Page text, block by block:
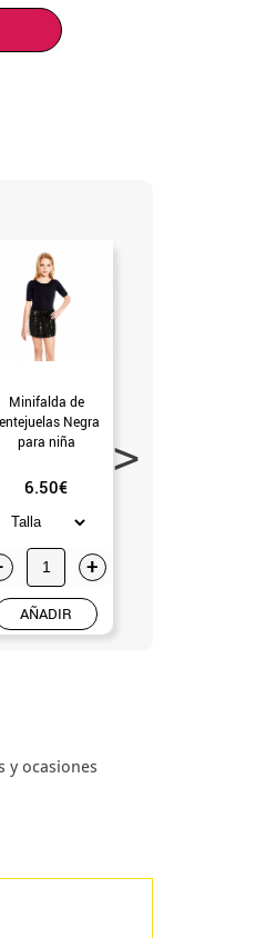
Minifalda de
Negra
para niña
6.50€
+
AÑADIR
y ocasiones